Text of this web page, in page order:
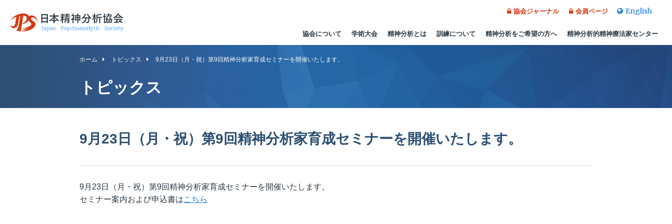
日本精神分析協
協会ジャーナル 会員ページ English
協会について 学術大会 精神分析とは 訓練について 精神分析をご希望の方へ 精神分析的精神療法家センター
ホーム トピックス 9月23日（月・祝）第9回精神分析家育成セミナーを開催いたします。
トピックス
9月23日（月・祝）第9回精神分析家育成セミナーを開催いたします。
9月23日（月・祝）第9回精神分析家育成セミナーを開催いたします。
セミナー案内および申込書はこちら